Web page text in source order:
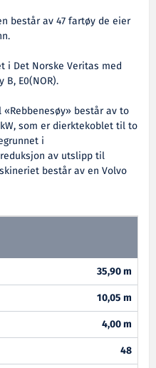
består av 47 fartøy de eier
i Det Norske Veritas med
B, E0(NOR).
består av to
som er dierktekoblet til to
i
av utslipp til
består av en Volvo
35,90 m
10,05 m
4,00 m
48